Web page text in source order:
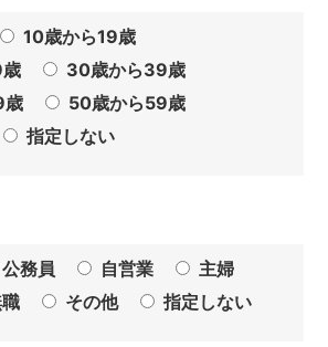
10歳から19歳
30歳から39歳
歳
50歳から59歳
指定しない
公務員 自営業
主婦
その他 指定しない